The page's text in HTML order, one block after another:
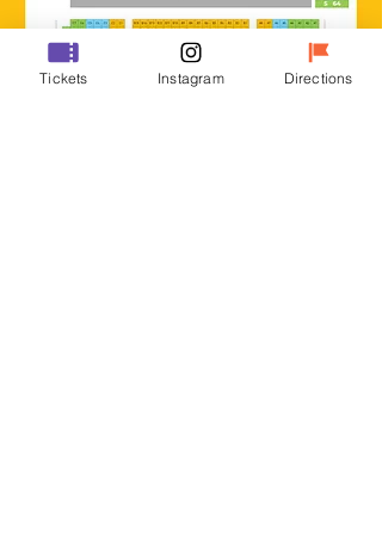
Tickets Instagram Directions